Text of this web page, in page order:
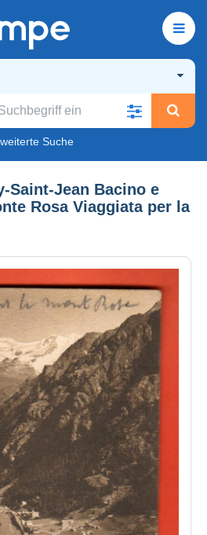
Suche
Saint-Jean Bacino e
Rosa Viaggiata per la